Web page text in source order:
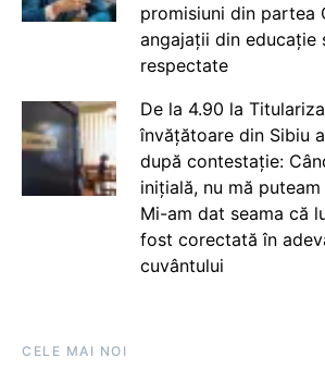
promisiuni din partea
angajații din educație
respectate
De la 4.90 la
învățătoare din Sibiu
după contestație:
inițială, nu mă
Mi-am dat seama că
fost corectată în
cuvântului
CELE MAI NOI